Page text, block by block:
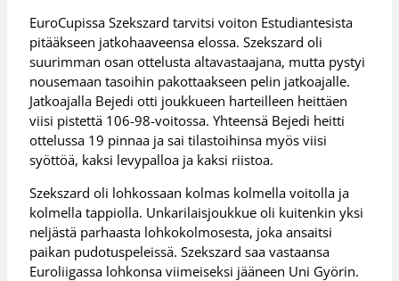
EuroCupissa Szekszard tarvitsi voiton Estudiantesista
pitääkseen jatkohaaveensa elossa. Szekszard oli
suurimman osan ottelusta altavastaajana, mutta pystyi
nousemaan tasoihin pakottaakseen pelin jatkoajalle.
Jatkoajalla Bejedi otti joukkueen harteilleen heittäen
viisi pistettä 106-98-voitossa. Yhteensä Bejedi heitti
ottelussa 19 pinnaa ja sai tilastoihinsa myös viisi
syöttöä, kaksi levypalloa ja kaksi riistoa.
Szekszard oli lohkossaan kolmas kolmella voitolla ja
kolmella tappiolla. Unkarilaisjoukkue oli kuitenkin yksi
neljästä parhaasta lohkokolmosesta, joka ansaitsi
paikan pudotuspeleissä. Szekszard saa vastaansa
Euroliigassa lohkonsa viimeiseksi jääneen Uni Györin.